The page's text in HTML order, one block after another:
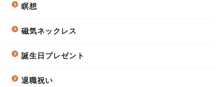
瞑想
磁気ネックレス
誕生日プレゼント
退職祝い